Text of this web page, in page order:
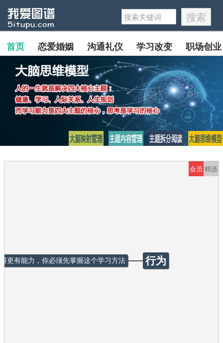
首页 恋爱婚姻 沟通礼仪 学习改变 职场创业
精选
会员
行为
更有能力，你必须先掌握这个学习方法